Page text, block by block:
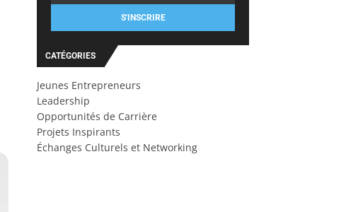
S'INSCRIRE
CATÉGORIES
Jeunes Entrepreneurs
Leadership
Opportunités de Carrière
Projets Inspirants
Échanges Culturels et Networking